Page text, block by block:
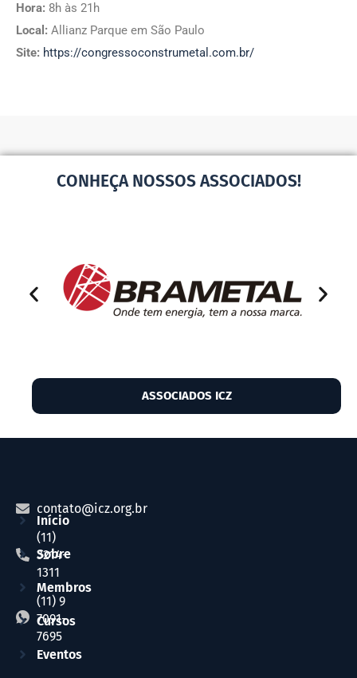
Hora: 8h às 21h
Local: Allianz Parque em São Paulo
Site: https://congressoconstrumetal.com.br/
CONHEÇA NOSSOS ASSOCIADOS!
ASSOCIADOS ICZ
contato@icz.org.br
(11)
3214-
1311
(11) 9
7091-
7695
Início
Sobre
Membros
Cursos
Eventos